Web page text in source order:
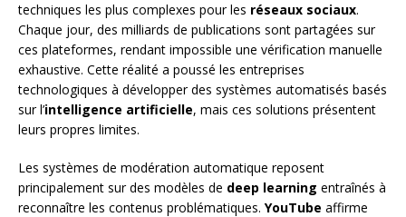
techniques les plus complexes pour les réseaux sociaux.
Chaque jour, des milliards de publications sont partagées sur
ces plateformes, rendant impossible une vérification manuelle
exhaustive. Cette réalité a poussé les entreprises
technologiques à développer des systèmes automatisés basés
sur l’intelligence artificielle, mais ces solutions présentent
leurs propres limites.
Les systèmes de modération automatique reposent
principalement sur des modèles de deep learning entraînés à
reconnaître les contenus problématiques. YouTube affirme